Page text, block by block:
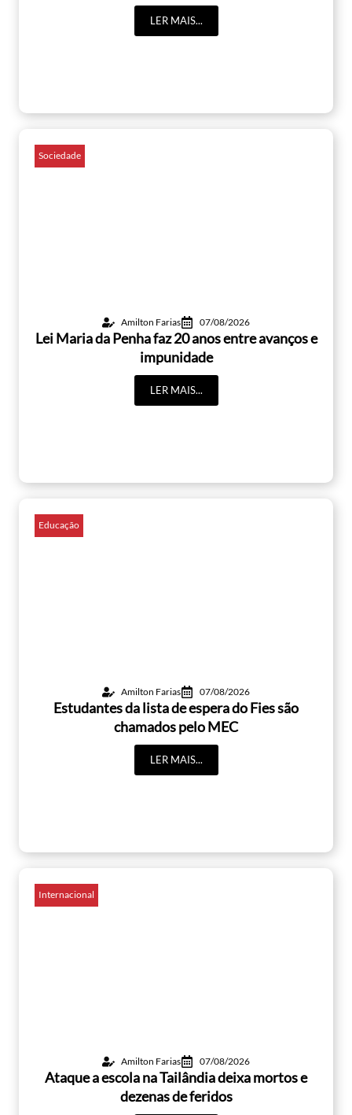
LER MAIS...
Sociedade
Amilton Farias 07/08/2026
Lei Maria da Penha faz 20 anos entre avanços e
impunidade
LER MAIS...
Educação
Amilton Farias 07/08/2026
Estudantes da lista de espera do Fies são
chamados pelo MEC
LER MAIS...
Internacional
Amilton Farias 07/08/2026
Ataque a escola na Tailândia deixa mortos e
dezenas de feridos